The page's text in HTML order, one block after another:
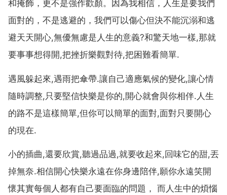
和掩飾，更不是強作歡顏。因為我相信，人生是要我們
面對的，不是逃避的，我們可以傷心但決不能沉溺和逃
避天天開心,無優無慮是人生的意義?和驚天地一樣,那就
要事事想得開,把挫折樂觀對待,把困難看簡單.
遇風躲起來,遇雨把傘帶.讓自己適應氣候的變化,讓心情
隨時調整,只要堅信快樂是你的,開心就會與你相伴.人生
的路不是這樣簡單,但你可以簡單的面對,面對只要開心
的現在.
小的插曲,還要欣賞,聽過品過,就要收起來,回味它的甜,丟
掉無奈.相信開心快樂永遠在你身邊陪伴,願你永遠笑開
懷其實每個人都有自己要面臨的問題， 而人生中的煩惱